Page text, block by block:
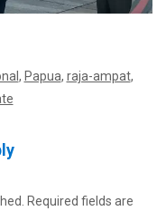
, Papua, raja-ampat,
Required fields are